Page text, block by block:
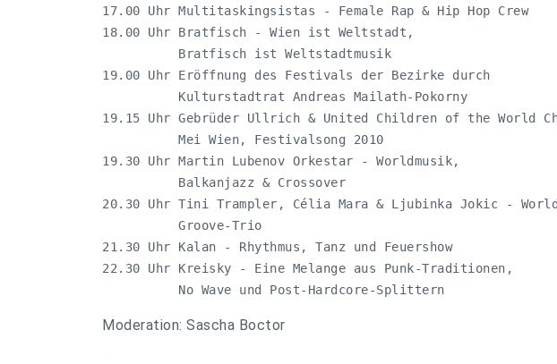
17.00 Uhr Multitaskingsistas - Female Rap & Hip Hop Crew
18.00 Uhr Bratfisch - Wien ist Weltstadt,
          Bratfisch ist Weltstadtmusik
19.00 Uhr Eröffnung des Festivals der Bezirke durch
          Kulturstadtrat Andreas Mailath-Pokorny
19.15 Uhr Gebrüder Ullrich & United Children of the World
          Mei Wien, Festivalsong 2010
19.30 Uhr Martin Lubenov Orkestar - Worldmusik,
          Balkanjazz & Crossover
20.30 Uhr Tini Trampler, Célia Mara & Ljubinka Jokic -
          Groove-Trio
21.30 Uhr Kalan - Rhythmus, Tanz und Feuershow
22.30 Uhr Kreisky - Eine Melange aus Punk-Traditionen,
          No Wave und Post-Hardcore-Splittern
Moderation: Sascha Boctor